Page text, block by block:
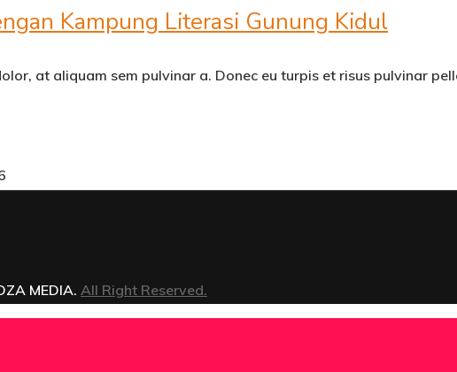
Kampung Literasi Gunung Kidul
at aliquam sem pulvinar a. Donec eu turpis et risus pulvinar
MEDIA. All Right Reserved.